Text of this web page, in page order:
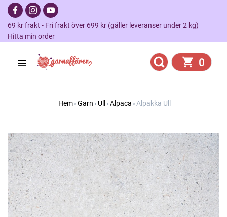
69 kr frakt - Fri frakt över 699 kr (gäller leveranser under 2 kg)
Hitta min order
0
Hem Garn Ull Alpaca Alpakka Ull